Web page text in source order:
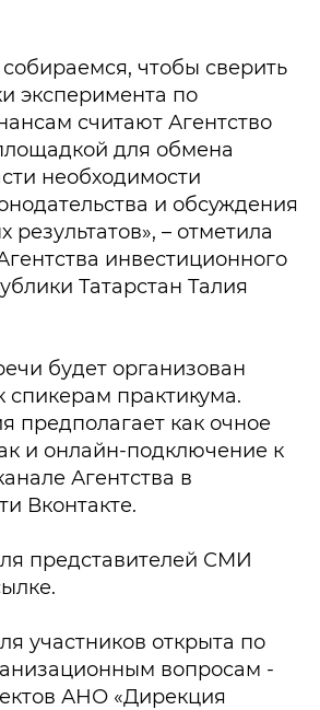
чтобы сверить
эксперимента по
считают Агентство
для обмена
необходимости
и обсуждения
– отметила
инвестиционного
Татарстан Талия
будет организован
спикерам практикума.
предполагает как очное
и онлайн-подключение к
Агентства в
Вконтакте.
представителей СМИ
участников открыта по
вопросам -
АНО «Дирекция